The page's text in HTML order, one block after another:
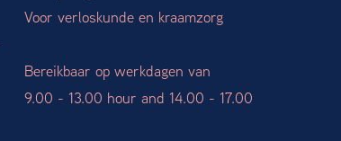
Voor verloskunde en kraamzorg
Bereikbaar op werkdagen van
9.00 - 13.00 hour and 14.00 - 17.00